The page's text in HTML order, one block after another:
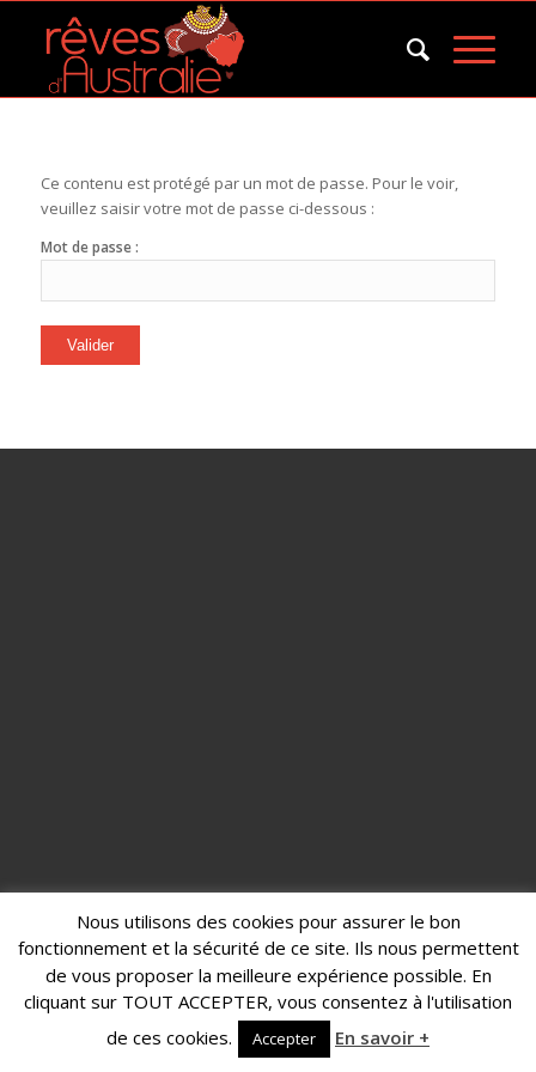
Ce contenu est protégé par un mot de passe. Pour le voir,
veuillez saisir votre mot de passe ci-dessous :
Mot de passe :
Nous utilisons des cookies pour assurer le bon
fonctionnement et la sécurité de ce site. Ils nous permettent
de vous proposer la meilleure expérience possible. En
cliquant sur TOUT ACCEPTER, vous consentez à l'utilisation
de ces cookies.
Accepter En savoir +